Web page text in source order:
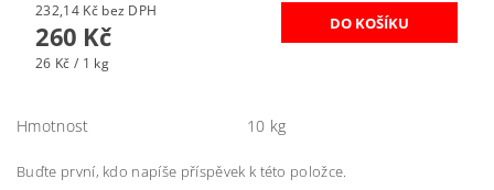
232,14 Kč bez DPH
260 Kč
26 Kč / 1 kg
Hmotnost 10 kg
Buďte první, kdo napíše příspěvek k této položce.